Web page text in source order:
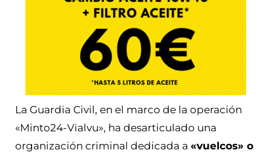
La Guardia Civil, en el marco de la operación
«Minto24-Vialvu», ha desarticulado una
organización criminal dedicada a «vuelcos» o